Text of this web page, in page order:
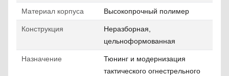
Материал корпуса Высокопрочный полимер
Конструкция
Неразборная,
цельноформованная
Назначение
Тюнинг и модернизация
тактического огнестрельного